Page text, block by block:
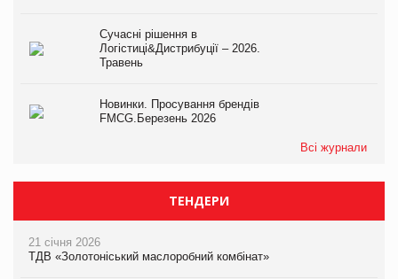
Сучасні рішення в
Логістиці&Дистрибуції – 2026.
Травень
Новинки. Просування брендів
FMCG.Березень 2026
Всі журнали
ТЕНДЕРИ
21 січня 2026
ТДВ «Золотоніський маслоробний комбінат»